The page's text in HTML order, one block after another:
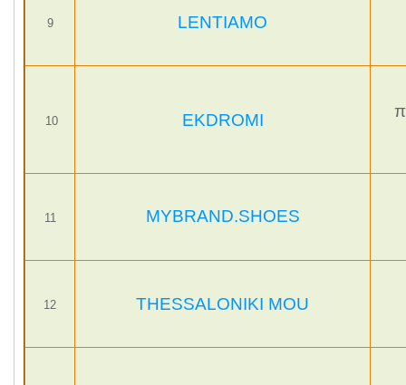
9 LENTIAMO
10 EKDROMI
11 MYBRAND.SHOES
12 THESSALONIKI MOU